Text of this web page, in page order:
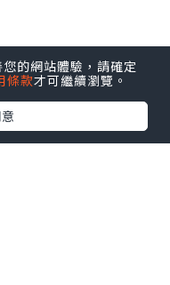
的網站體驗，請確定
條款才可繼續瀏覽。